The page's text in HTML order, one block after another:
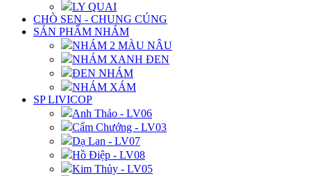
LY QUAI
CHÒ SEN - CHUNG CÚNG
SẢN PHẨM NHÁM
NHÁM 2 MÀU NÂU
NHÁM XANH ĐEN
ĐEN NHÁM
NHÁM XÁM
SP LIVICOP
Anh Thảo - LV06
Cẩm Chướng - LV03
Dạ Lan - LV07
Hồ Điệp - LV08
Kim Thủy - LV05